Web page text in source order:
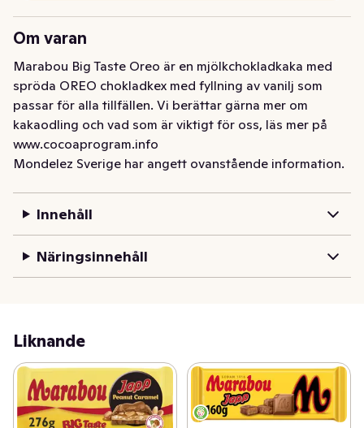
Om varan
Marabou Big Taste Oreo är en mjölkchokladkaka med
spröda OREO chokladkex med fyllning av vanilj som
passar för alla tillfällen. Vi berättar gärna mer om
kakaodling och vad som är viktigt för oss, läs mer på
www.cocoaprogram.info
Mondelez Sverige har angett ovanstående information.
Innehåll
Näringsinnehåll
Liknande